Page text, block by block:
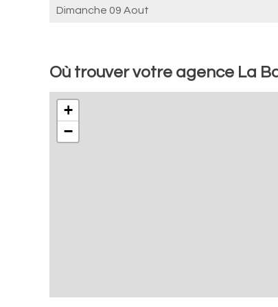
Dimanche 09 Aout
Où trouver votre agence La
+
−